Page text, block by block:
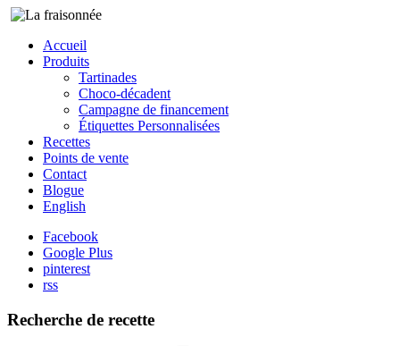
Accueil
Produits
Tartinades
Choco-décadent
Campagne de financement
Étiquettes Personnalisées
Recettes
Points de vente
Contact
Blogue
English
Facebook
Google Plus
pinterest
rss
Recherche de recette